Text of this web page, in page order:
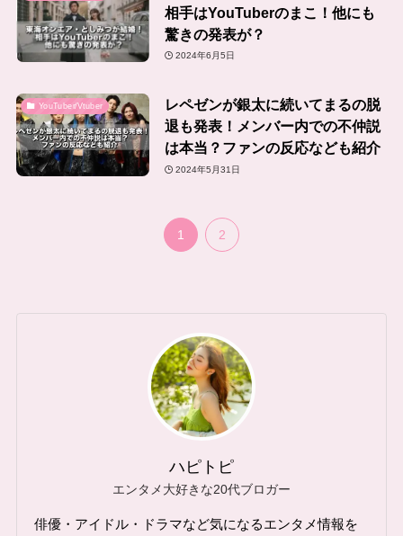
相手はYouTuberのまこ！他にも
驚きの発表が？
2024年6月5日
YouTuber/Vtuber
レペゼンが銀太に続いてまるの脱
退も発表！メンバー内での不仲説
は本当？ファンの反応なども紹介
2024年5月31日
1 2
ハピトピ
エンタメ大好きな20代ブロガー
俳優・アイドル・ドラマなど気になるエンタメ情報を